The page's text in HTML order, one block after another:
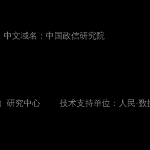
文域名：中国政信研究院
）研究中心 技术支持单位：人民·数